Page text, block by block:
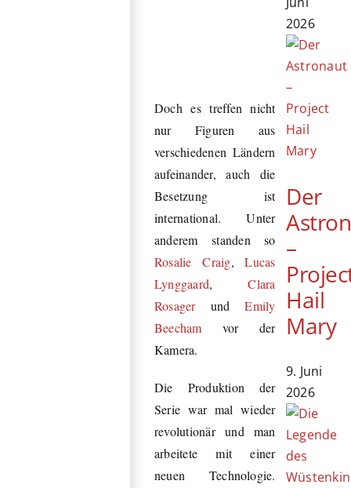
Doch es treffen nicht
nur Figuren aus
verschiedenen Ländern
aufeinander, auch die
Besetzung ist
international. Unter
anderem standen so
Rosalie Craig,Lucas
Lynggaard,Clara
RosagerundEmily
Beecham vor der
Kamera.
Die Produktion der
Serie war mal wieder
revolutionär und man
arbeitete mit einer
neuen Technologie.
2026
Der
–
Hail
Mary
9. Juni
2026